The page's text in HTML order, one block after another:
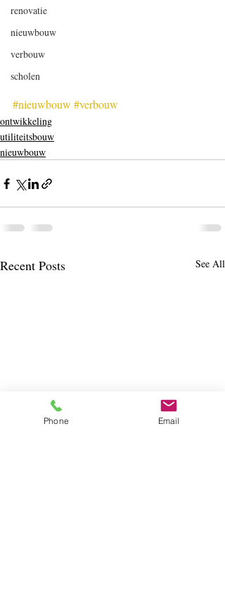
renovatie
nieuwbouw
verbouw
scholen
#nieuwbouw #verbouw
ontwikkeling
utiliteitsbouw
nieuwbouw
Recent Posts See All
Phone Email